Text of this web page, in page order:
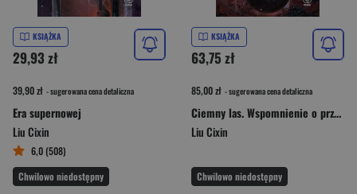
KSIĄŻKA
29,93 zł
39,90 zł - sugerowana cena detaliczna
Era supernowej
Liu Cixin
6,0 (508)
Chwilowo niedostępny
KSIĄŻKA
63,75 zł
85,00 zł - sugerowana cena detaliczna
Ciemny las. Wspomnienie o przeszłości Ziemi. Tom 2. Wydanie kolekcjonerskie
Liu Cixin
Chwilowo niedostępny